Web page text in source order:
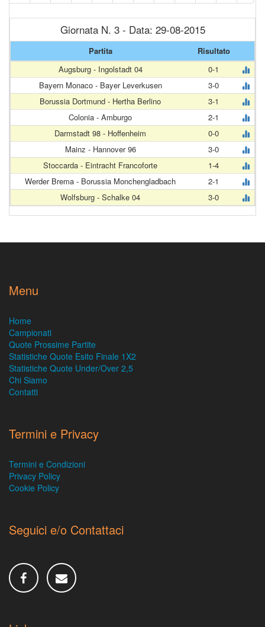
Giornata N. 3 - Data: 29-08-2015
Partita
Risultato
Augsburg - Ingolstadt 04
0-1
Bayern Monaco - Bayer Leverkusen
3-0
Borussia Dortmund - Hertha Berlino
3-1
Colonia - Amburgo
2-1
Darmstadt 98 - Hoffenheim
0-0
Mainz - Hannover 96
3-0
Stoccarda - Eintracht Francoforte
1-4
Werder Brema - Borussia Monchengladbach
2-1
Wolfsburg - Schalke 04
3-0
Menu
Home
Campionati
Quote Prossime Partite
Statistiche Quote Esito Finale 1X2
Statistiche Quote Under/Over 2,5
Chi Siamo
Contatti
Termini e Privacy
Termini e Condizioni
Privacy Policy
Cookie Policy
Seguici e/o Contattaci